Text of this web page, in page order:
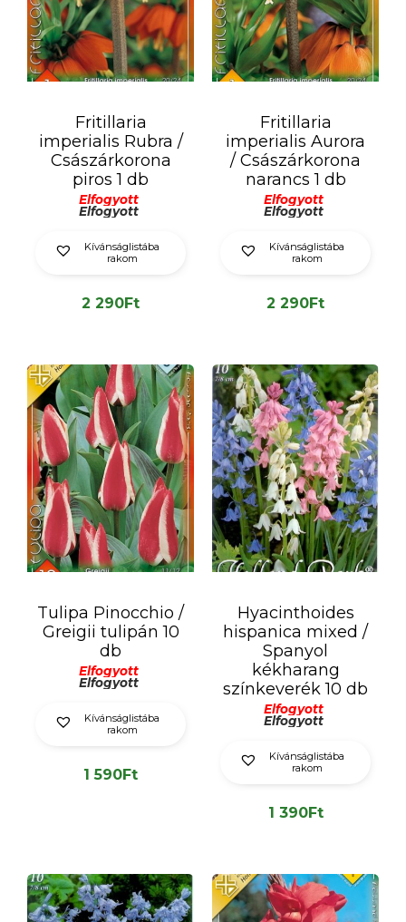
Fritillaria
imperialis Rubra /
Császárkorona
piros 1 db
Elfogyott
Elfogyott
Kívánságlistába
rakom
2 290Ft
Fritillaria
imperialis Aurora
/ Császárkorona
narancs 1 db
Elfogyott
Elfogyott
Kívánságlistába
rakom
2 290Ft
Tulipa Pinocchio /
Greigii tulipán 10
db
Elfogyott
Elfogyott
Kívánságlistába
rakom
1 590Ft
Hyacinthoides
hispanica mixed /
Spanyol
kékharang
színkeverék 10 db
Elfogyott
Elfogyott
Kívánságlistába
rakom
1 390Ft